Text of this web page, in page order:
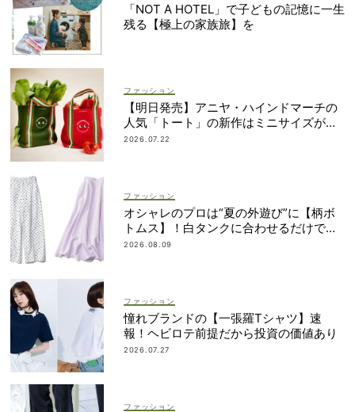
「NOT A HOTEL」で子どもの記憶に一生
残る【極上の家族旅】を
ファッション
【明日発売】アニヤ・ハインドマーチの
人気「トート」の新作はミニサイズがセ
ット！
2026.07.22
ファッション
オシャレのプロは“夏の外遊び”に【柄ボ
トムス】！白タンクに合わせるだけで鮮
度アップ
2026.08.09
ファッション
憧れブランドの【一張羅Tシャツ】速
報！ヘビロテ前提だから投資の価値あり
2026.07.27
ファッション